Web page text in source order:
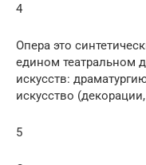
4
Опера это
едином театральном
искусств:
искусство
5